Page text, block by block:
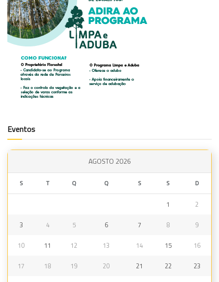
Eventos
AGOSTO 2026
S T Q Q S S D
1 2
3 4 5 6 7 8 9
10 11 12 13 14 15 16
17 18 19 20 21 22 23